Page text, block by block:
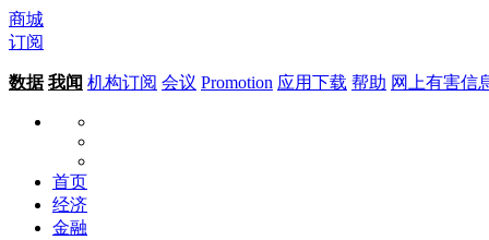
商城
订阅
数据 我闻 机构订阅 会议 Promotion 应用下载 帮助 网上有害信
首页
经济
金融